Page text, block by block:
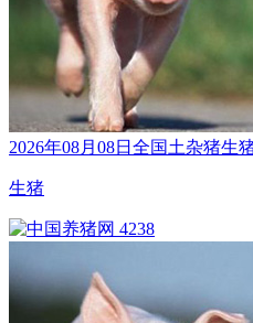
2026年08月08日全国土杂猪生
生猪
4238